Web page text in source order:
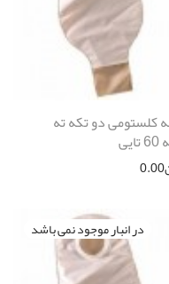
کلستومی دو تکه ته
0.00